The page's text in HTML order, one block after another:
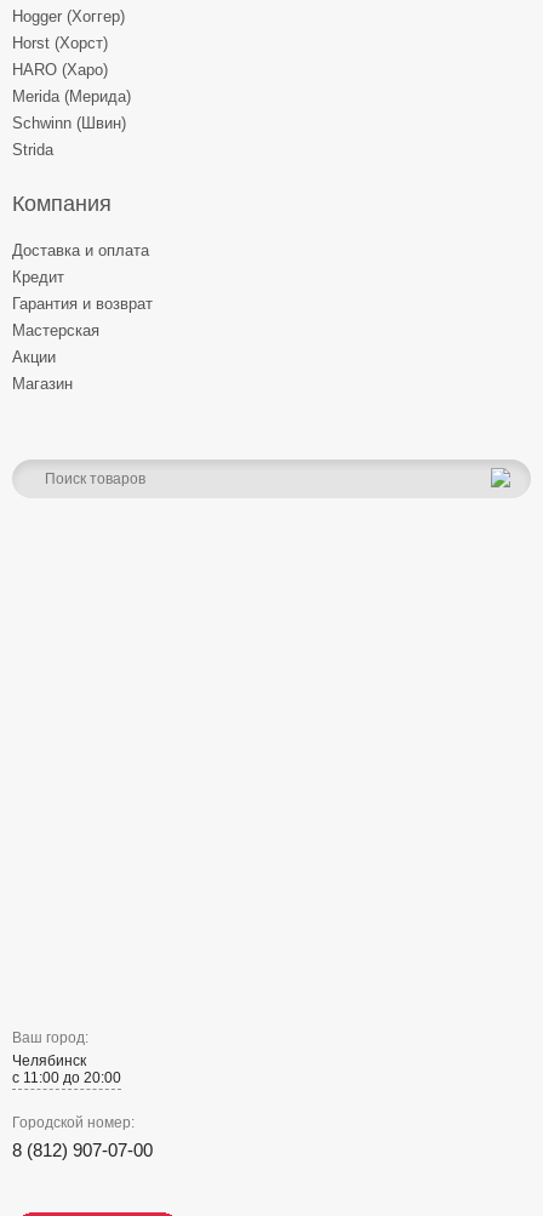
Hogger (Хоггер)
Horst (Хорст)
HARO (Харо)
Merida (Мерида)
Schwinn (Швин)
Strida
Компания
Доставка и оплата
Кредит
Гарантия и возврат
Мастерская
Акции
Магазин
Ваш город:
Челябинск
с 11:00 до 20:00
Городской номер:
8 (812) 907-07-00